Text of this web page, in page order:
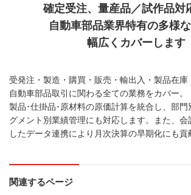
確定受注、 量産品／試作品対
自動車部品業界特有の多様
幅広くカバーします
受発注・製造・購買・販売・輸出入・製品在庫
自動車部品取引に関わる全ての業務をカバー。
製品･仕掛品･原材料の原価計算を統合し、部門
グメント別業績管理にも対応します。また、
したデータ連携により月次決算の早期化にも貢
関連するページ